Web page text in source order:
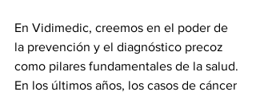
En Vidimedic, creemos en el poder de
la prevención y el diagnóstico precoz
como pilares fundamentales de la salud.
En los últimos años, los casos de cáncer